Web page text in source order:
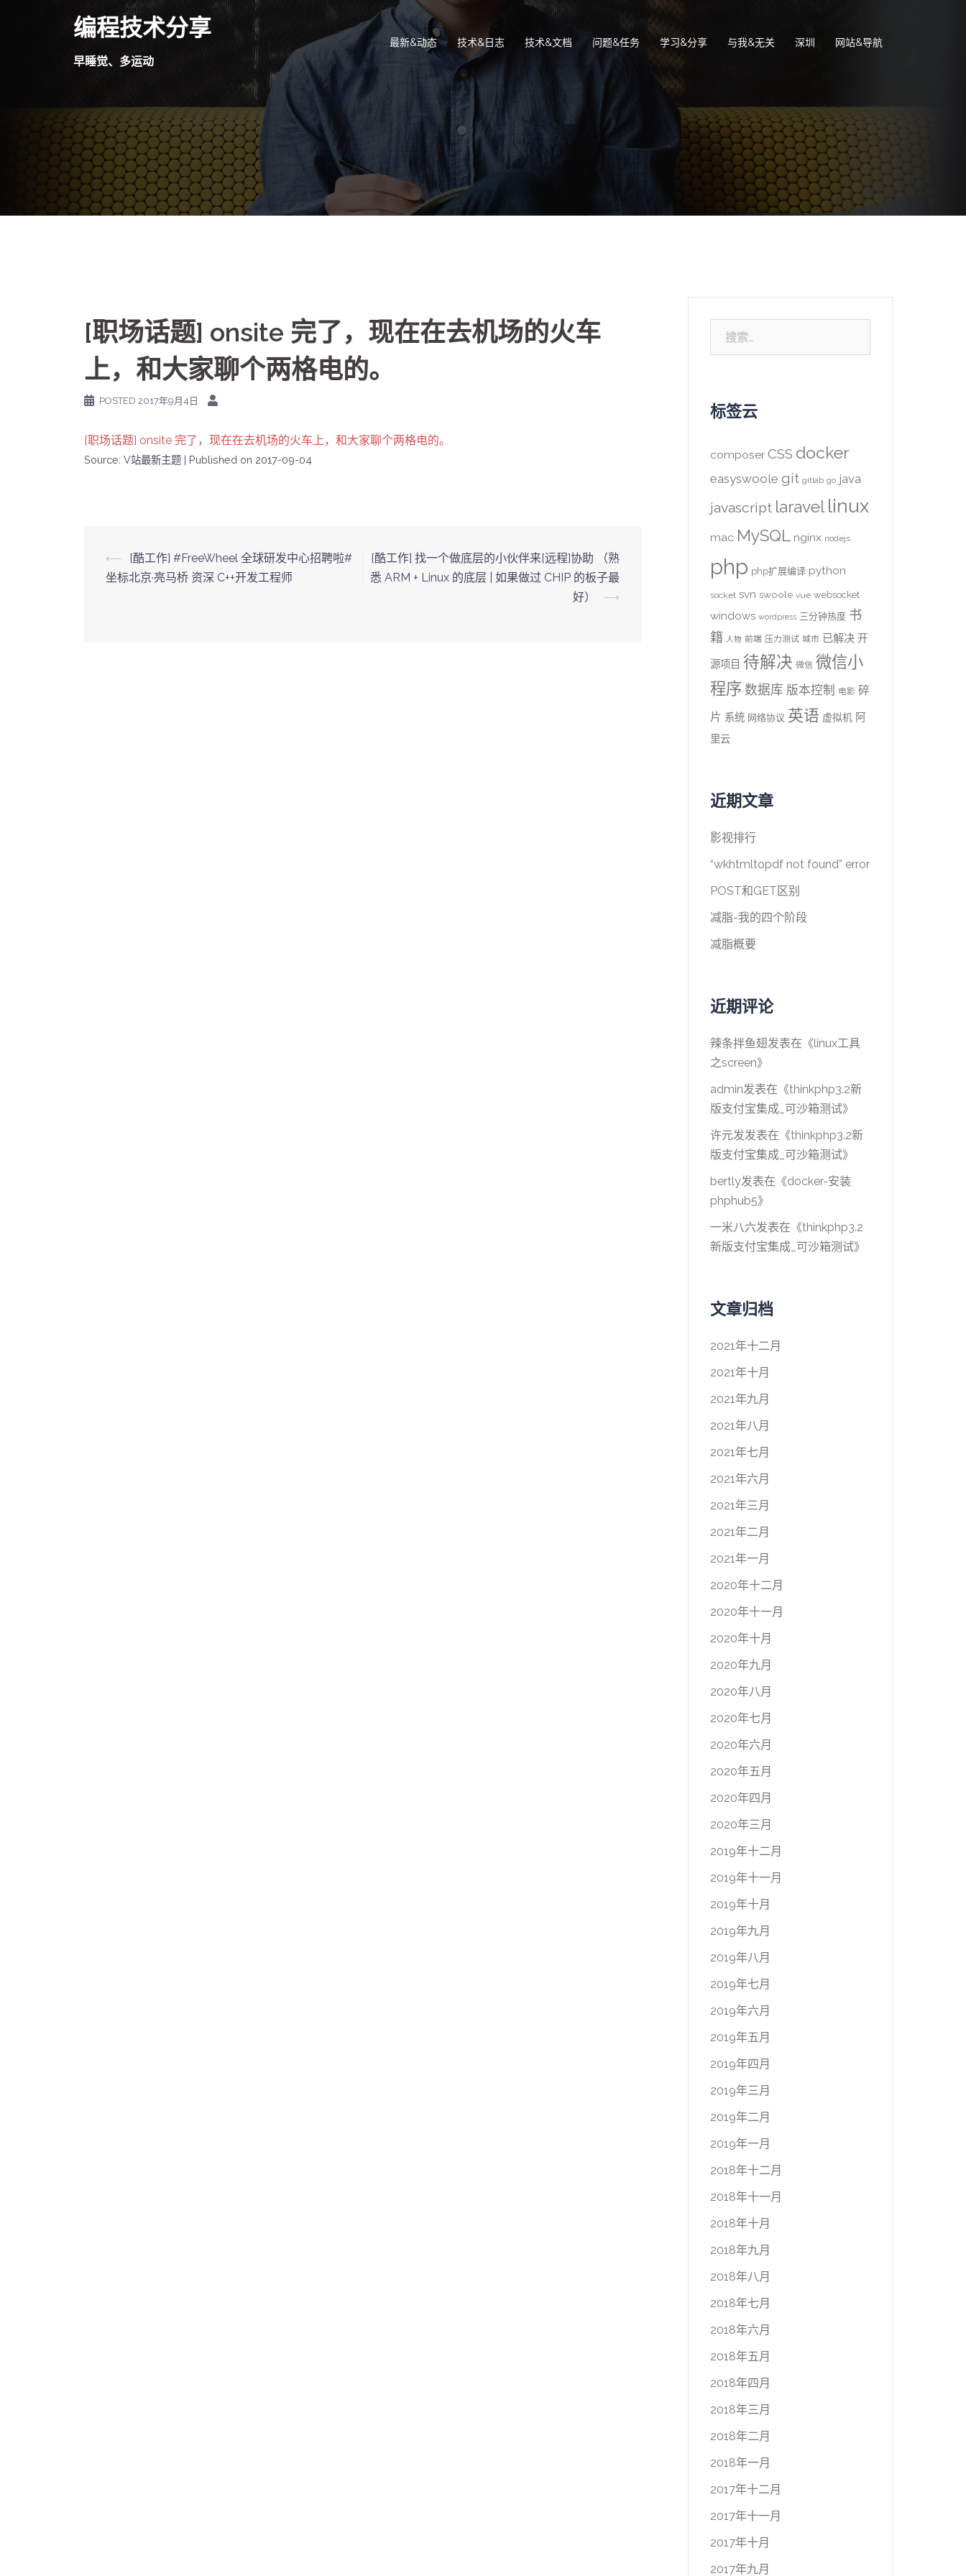
编程技术分享
早睡觉、多运动
最新&动态 技术&日志 技术&文档 问题&任务 学习&分享 与我&无关 深圳 网站&导航
[职场话题] onsite 完了，现在在去机场的火车
上，和大家聊个两格电的。
POSTED 2017年9月4日
[职场话题] onsite 完了，现在在去机场的火车上，和大家聊个两格电的。
Source: V站最新主题 Published on 2017-09-04
Post
⟵
[酷工作] #FreeWheel 全球研发中心招聘啦#
坐标北京·亮马桥 资深 C++开发工程师
[酷工作] 找一个做底层的小伙伴来[远程]协助 （熟
悉 ARM + Linux 的底层 | 如果做过 CHIP 的板子最
好）
⟶
索：
标签云
composer CSS docker
easyswoole git gitlab go java
javascript laravel linux
mac MySQL nginx nodejs
php php扩展编译 python
socket svn swoole vue websocket
windows wordpress 三分钟热度 书
籍 人物 前端 压力测试 城市 已解决 开
源项目 待解决 微信 微信小
程序 数据库 版本控制 电影 碎
片 系统 网络协议 英语 虚拟机 阿
里云
近期文章
影视排行
“wkhtmltopdf not found” error
POST和GET区别
减脂-我的四个阶段
减脂概要
近期评论
辣条拌鱼翅发表在《linux工具
之screen》
admin发表在《thinkphp3.2新
版支付宝集成_可沙箱测试》
许元发发表在《thinkphp3.2新
版支付宝集成_可沙箱测试》
bertly发表在《docker-安装
phphub5》
一米八六发表在《thinkphp3.2
新版支付宝集成_可沙箱测试》
文章归档
2021年十二月
2021年十月
2021年九月
2021年八月
2021年七月
2021年六月
2021年三月
2021年二月
2021年一月
2020年十二月
2020年十一月
2020年十月
2020年九月
2020年八月
2020年七月
2020年六月
2020年五月
2020年四月
2020年三月
2019年十二月
2019年十一月
2019年十月
2019年九月
2019年八月
2019年七月
2019年六月
2019年五月
2019年四月
2019年三月
2019年二月
2019年一月
2018年十二月
2018年十一月
2018年十月
2018年九月
2018年八月
2018年七月
2018年六月
2018年五月
2018年四月
2018年三月
2018年二月
2018年一月
2017年十二月
2017年十一月
2017年十月
2017年九月